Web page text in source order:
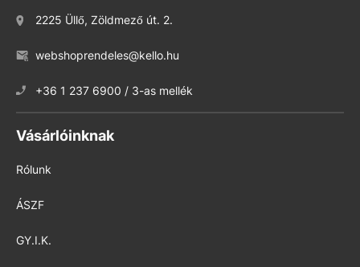
2225 Üllő, Zöldmező út. 2.
webshoprendeles@kello.hu
+36 1 237 6900 / 3-as mellék
Vásárlóinknak
Rólunk
ÁSZF
GY.I.K.